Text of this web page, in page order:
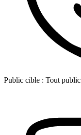
Public cible : Tout public